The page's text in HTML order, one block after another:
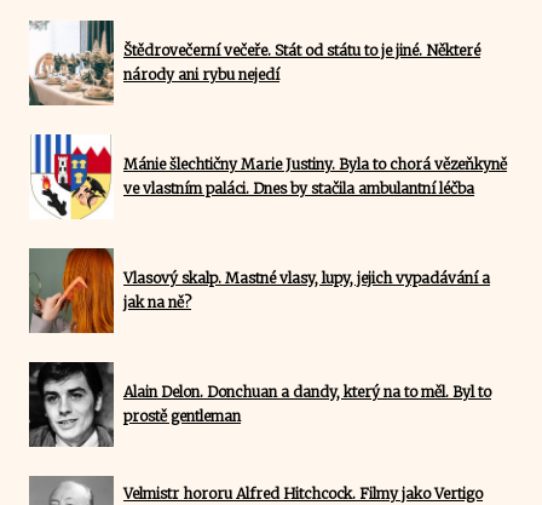
Štědrovečerní večeře. Stát od státu to je jiné. Některé
národy ani rybu nejedí
Mánie šlechtičny Marie Justiny. Byla to chorá vězeňkyně
ve vlastním paláci. Dnes by stačila ambulantní léčba
Vlasový skalp. Mastné vlasy, lupy, jejich vypadávání a
jak na ně?
Alain Delon. Donchuan a dandy, který na to měl. Byl to
prostě gentleman
Velmistr hororu Alfred Hitchcock. Filmy jako Vertigo